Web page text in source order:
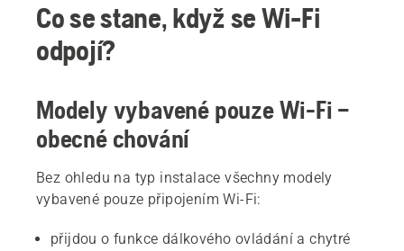
Co se stane, když se Wi-Fi
odpojí?
Modely vybavené pouze Wi-Fi –
obecné chování
Bez ohledu na typ instalace všechny modely
vybavené pouze připojením Wi-Fi:
přijdou o funkce dálkového ovládání a chytré